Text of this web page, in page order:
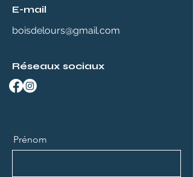
E-mail
boisdelours@gmail.com
Réseaux sociaux
Prénom